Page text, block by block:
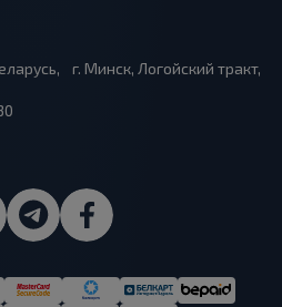
г. Минск, Логойский тракт,